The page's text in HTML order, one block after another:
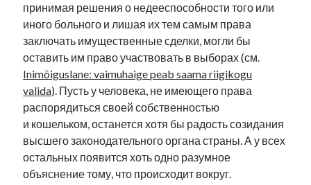
принимая решения о недееспособности того или
иного больного и лишая их тем самым права
заключать имущественные сделки, могли бы
оставить им право участвовать в выборах (см.
Inimõiguslane: vaimuhaige peab saama riigikogu
valida). Пусть у человека, не имеющего права
распорядиться своей собственностью
и кошельком, останется хотя бы радость созидания
высшего законодательного органа страны. А у всех
остальных появится хоть одно разумное
объяснение тому, что происходит вокруг.